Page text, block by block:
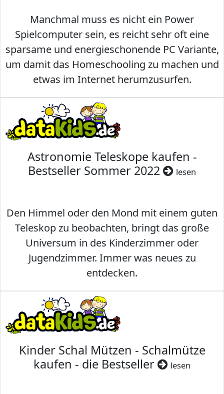
Manchmal muss es nicht ein Power
Spielcomputer sein, es reicht sehr oft eine
sparsame und energieschonende PC Variante,
um damit das Homeschooling zu machen und
etwas im Internet herumzusurfen.
Astronomie Teleskope kaufen -
Bestseller Sommer 2022
lesen
Den Himmel oder den Mond mit einem guten
Teleskop zu beobachten, bringt das große
Universum in des Kinderzimmer oder
Jugendzimmer. Immer was neues zu
entdecken.
Kinder Schal Mützen - Schalmütze
kaufen - die Bestseller
lesen